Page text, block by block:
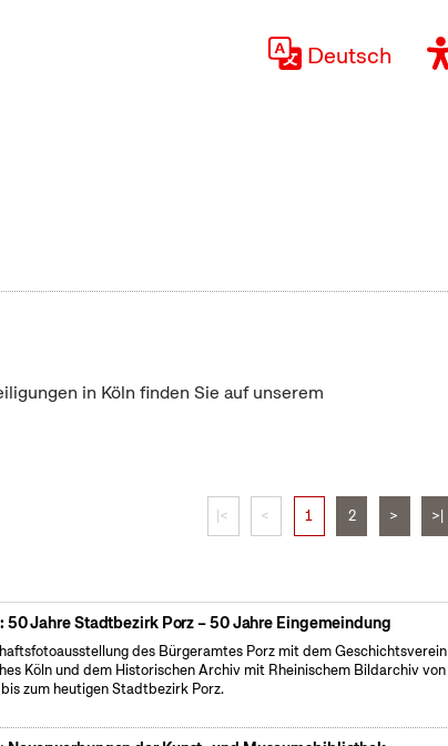
Deutsch
in Köln finden Sie auf unserem
|< < 1 2 > >|
50 Jahre Stadtbezirk Porz – 50 Jahre Eingemeindung
des Bürgeramtes Porz mit dem Geschichtsverein
Köln und dem Historischen Archiv mit Rheinischem Bildarchiv von
zum heutigen Stadtbezirk Porz.